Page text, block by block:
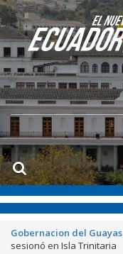
Gobernacion del Guayas
sesionó en Isla Trinitaria